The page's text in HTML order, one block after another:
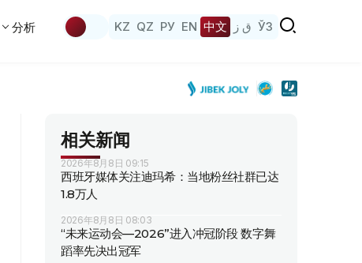
分析 KZ QZ РУ EN 中文 ق ز ЎЗ
相关新闻
2026年8月8日 09:15
西班牙媒体关注迪玛希：当地粉丝社群已达
1.8万人
2026年8月8日 08:03
“未来运动会—2026”进入冲冠阶段 数字舞
蹈率先决出冠军